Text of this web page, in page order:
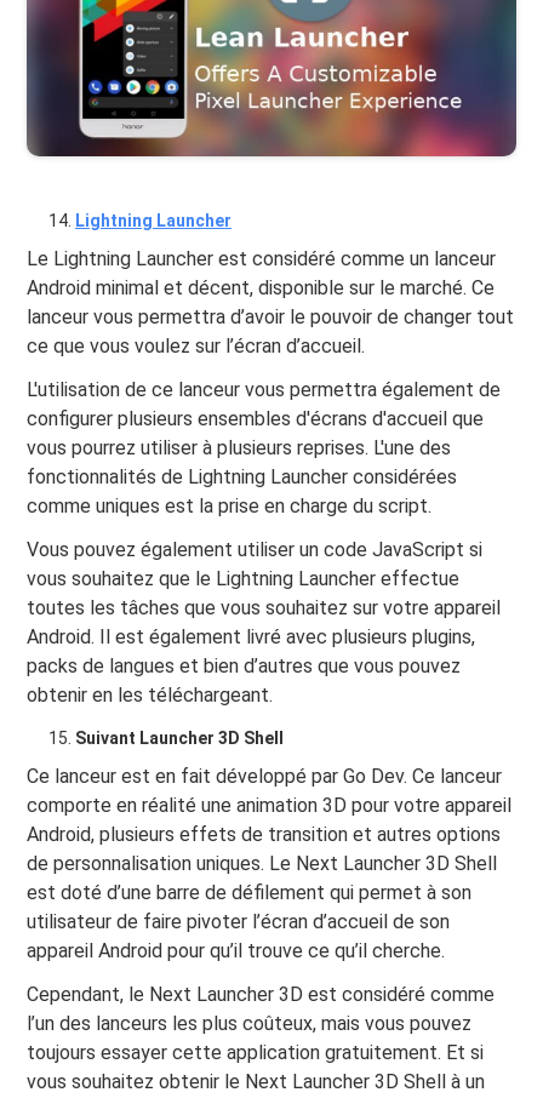
Lightning Launcher
Le Lightning Launcher est considéré comme un lanceur
Android minimal et décent, disponible sur le marché. Ce
lanceur vous permettra d’avoir le pouvoir de changer tout
ce que vous voulez sur l’écran d’accueil.
L'utilisation de ce lanceur vous permettra également de
configurer plusieurs ensembles d'écrans d'accueil que
vous pourrez utiliser à plusieurs reprises. L'une des
fonctionnalités de Lightning Launcher considérées
comme uniques est la prise en charge du script.
Vous pouvez également utiliser un code JavaScript si
vous souhaitez que le Lightning Launcher effectue
toutes les tâches que vous souhaitez sur votre appareil
Android. Il est également livré avec plusieurs plugins,
packs de langues et bien d’autres que vous pouvez
obtenir en les téléchargeant.
Suivant Launcher 3D Shell
Ce lanceur est en fait développé par Go Dev. Ce lanceur
comporte en réalité une animation 3D pour votre appareil
Android, plusieurs effets de transition et autres options
de personnalisation uniques. Le Next Launcher 3D Shell
est doté d’une barre de défilement qui permet à son
utilisateur de faire pivoter l’écran d’accueil de son
appareil Android pour qu’il trouve ce qu’il cherche.
Cependant, le Next Launcher 3D est considéré comme
l’un des lanceurs les plus coûteux, mais vous pouvez
toujours essayer cette application gratuitement. Et si
vous souhaitez obtenir le Next Launcher 3D Shell à un